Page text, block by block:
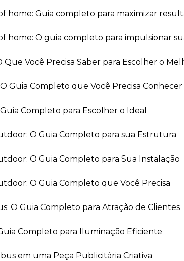
home: Guia completo para maximizar
home: O guia completo para impulsionar
Que Você Precisa Saber para Escolher o
O Guia Completo que Você Precisa Conhecer
Completo para Escolher o Ideal
O Guia Completo para sua Estrutura
O Guia Completo para Sua Instalação
O Guia Completo que Você Precisa
O Guia Completo para Atração de Clientes
Completo para Iluminação Eficiente
em uma Peça Publicitária Criativa